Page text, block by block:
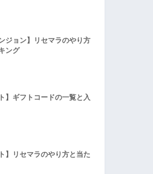
ジョン】リセマラのやり方
ング
】ギフトコードの一覧と入
】リセマラのやり方と当た